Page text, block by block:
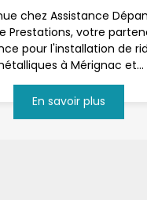
chez Assistance
Prestations, votre
pour l'installation de
à Mérignac et...
En savoir plus